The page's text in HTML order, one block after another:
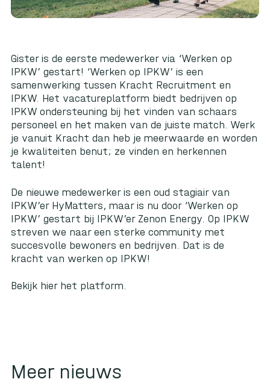
Gister is de eerste medewerker via ‘Werken op
IPKW’ gestart! ‘Werken op IPKW’ is een
samenwerking tussen Kracht Recruitment en
IPKW. Het vacatureplatform biedt bedrijven op
IPKW ondersteuning bij het vinden van schaars
personeel en het maken van de juiste match. Werk
je vanuit Kracht dan heb je meerwaarde en worden
je kwaliteiten benut; ze vinden en herkennen
talent!
De nieuwe medewerker is een oud stagiair van
IPKW’er HyMatters, maar is nu door ‘Werken op
IPKW’ gestart bij IPKW’er Zenon Energy. Op IPKW
streven we naar een sterke community met
succesvolle bewoners en bedrijven. Dat is de
kracht van werken op IPKW!
Bekijk hierhet platform.
Meer nieuws